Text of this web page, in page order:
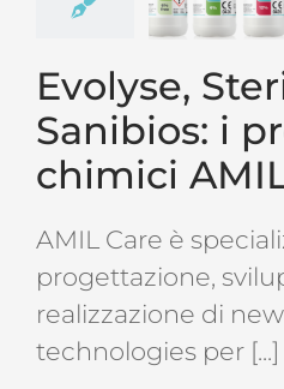
Evolyse,
Sanibios: i
chimici
AMIL Care è
progettazione,
realizzazione di
technologies per [...]